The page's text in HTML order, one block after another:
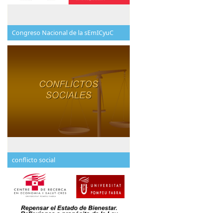
Congreso Nacional de la sEmICyuC
conflicto social